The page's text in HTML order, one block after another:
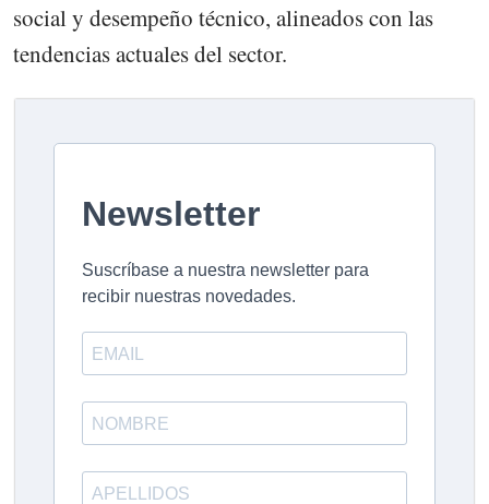
social y desempeño técnico, alineados con las
tendencias actuales del sector.